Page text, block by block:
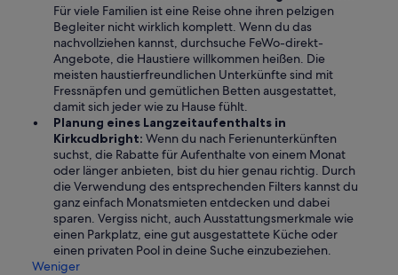
Für viele Familien ist eine Reise ohne ihren pelzigen
Begleiter nicht wirklich komplett. Wenn du das
nachvollziehen kannst, durchsuche FeWo-direkt-
Angebote, die Haustiere willkommen heißen. Die
meisten haustierfreundlichen Unterkünfte sind mit
Fressnäpfen und gemütlichen Betten ausgestattet,
damit sich jeder wie zu Hause fühlt.
Planung eines Langzeitaufenthalts in
Kirkcudbright: Wenn du nach Ferienunterkünften
suchst, die Rabatte für Aufenthalte von einem Monat
oder länger anbieten, bist du hier genau richtig. Durch
die Verwendung des entsprechenden Filters kannst du
ganz einfach Monatsmieten entdecken und dabei
sparen. Vergiss nicht, auch Ausstattungsmerkmale wie
einen Parkplatz, eine gut ausgestattete Küche oder
einen privaten Pool in deine Suche einzubeziehen.
Weniger